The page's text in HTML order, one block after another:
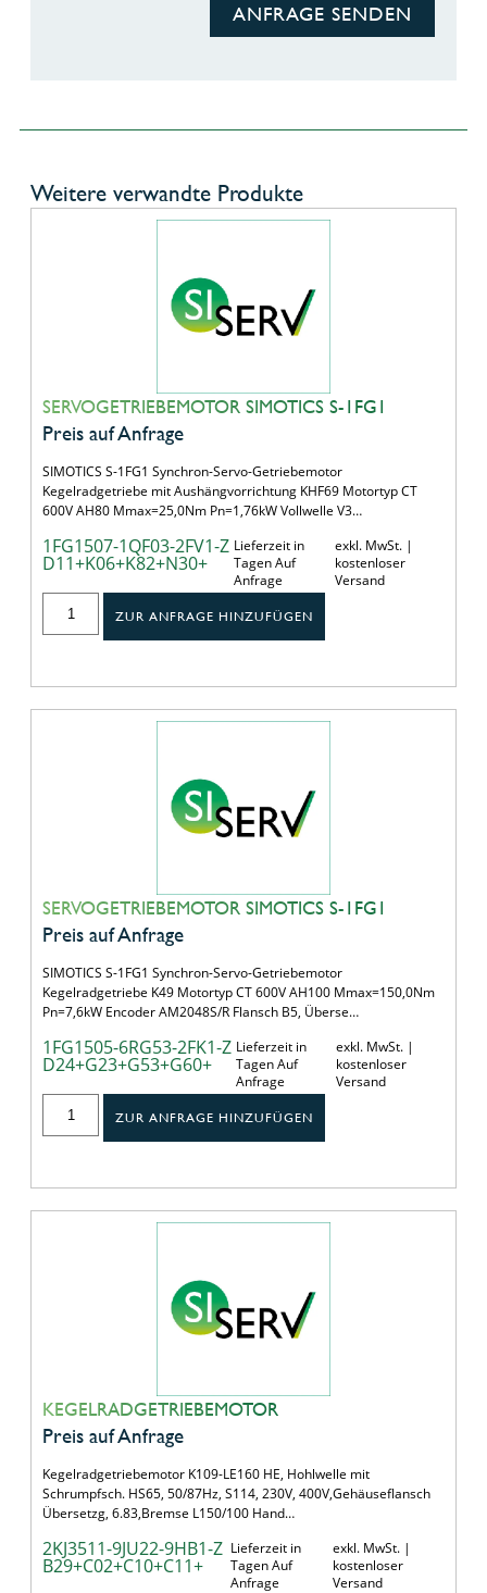
ANFRAGE SENDEN
Weitere verwandte Produkte
SERVOGETRIEBEMOTOR SIMOTICS S-1FG1
Preis auf Anfrage
SIMOTICS S-1FG1 Synchron-Servo-Getriebemotor
Kegelradgetriebe mit Aushängvorrichtung KHF69 Motortyp CT
600V AH80 Mmax=25,0Nm Pn=1,76kW Vollwelle V3…
1FG1507-1QF03-2FV1-Z
D11+K06+K82+N30+
Lieferzeit in
Tagen Auf
Anfrage
exkl. MwSt. |
kostenloser
Versand
ZUR ANFRAGE HINZUFÜGEN
SERVOGETRIEBEMOTOR SIMOTICS S-1FG1
Preis auf Anfrage
SIMOTICS S-1FG1 Synchron-Servo-Getriebemotor
Kegelradgetriebe K49 Motortyp CT 600V AH100 Mmax=150,0Nm
Pn=7,6kW Encoder AM2048S/R Flansch B5, Überse…
1FG1505-6RG53-2FK1-Z
D24+G23+G53+G60+
Lieferzeit in
Tagen Auf
Anfrage
exkl. MwSt. |
kostenloser
Versand
ZUR ANFRAGE HINZUFÜGEN
KEGELRADGETRIEBEMOTOR
Preis auf Anfrage
Kegelradgetriebemotor K109-LE160 HE, Hohlwelle mit
Schrumpfsch. HS65, 50/87Hz, S114, 230V, 400V,Gehäuseflansch
Übersetzg, 6.83,Bremse L150/100 Hand…
2KJ3511-9JU22-9HB1-Z
B29+C02+C10+C11+
Lieferzeit in
Tagen Auf
Anfrage
exkl. MwSt. |
kostenloser
Versand